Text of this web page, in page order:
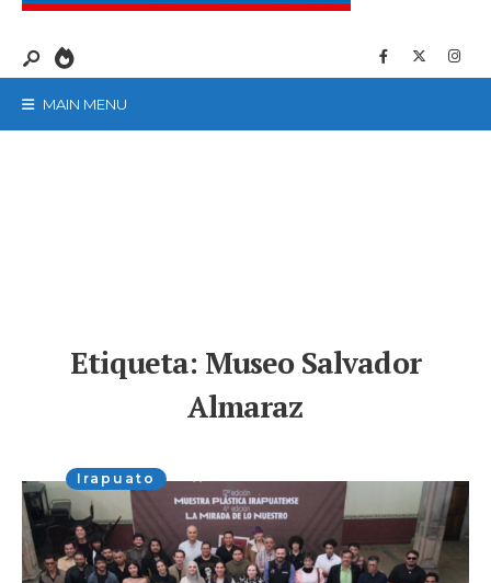
MAIN MENU
Etiqueta: Museo Salvador
Almaraz
Irapuato